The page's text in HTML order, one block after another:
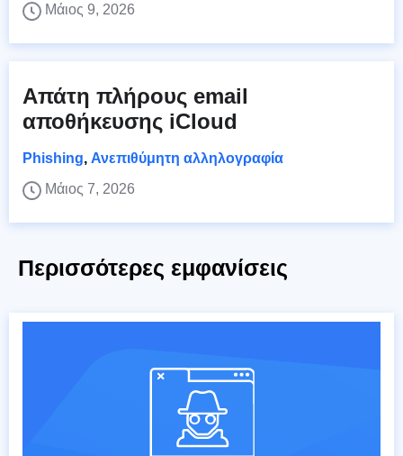
Μάιος 9, 2026
Απάτη πλήρους email
αποθήκευσης iCloud
Phishing, Ανεπιθύμητη αλληλογραφία
Μάιος 7, 2026
Περισσότερες εμφανίσεις